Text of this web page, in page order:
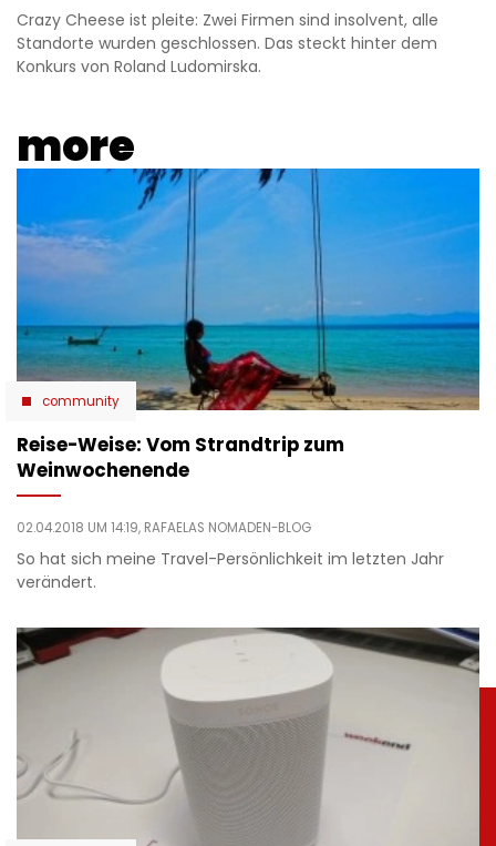
Crazy Cheese ist pleite: Zwei Firmen sind insolvent, alle
Standorte wurden geschlossen. Das steckt hinter dem
Konkurs von Roland Ludomirska.
more
community
Reise-Weise: Vom Strandtrip zum
Weinwochenende
02.04.2018 UM 14:19, RAFAELAS NOMADEN-BLOG
So hat sich meine Travel-Persönlichkeit im letzten Jahr
verändert.